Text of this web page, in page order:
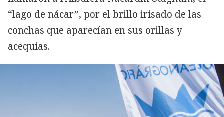
“lago de nácar”, por el brillo irisado de las
conchas que aparecían en sus orillas y
acequias.